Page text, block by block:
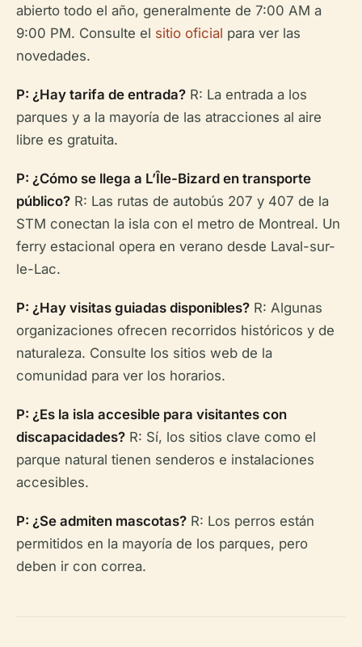
abierto todo el año, generalmente de 7:00 AM a
9:00 PM. Consulte el sitio oficial para ver las
novedades.
P: ¿Hay tarifa de entrada? R: La entrada a los
parques y a la mayoría de las atracciones al aire
libre es gratuita.
P: ¿Cómo se llega a L’Île-Bizard en transporte
público? R: Las rutas de autobús 207 y 407 de la
STM conectan la isla con el metro de Montreal. Un
ferry estacional opera en verano desde Laval-sur-
le-Lac.
P: ¿Hay visitas guiadas disponibles? R: Algunas
organizaciones ofrecen recorridos históricos y de
naturaleza. Consulte los sitios web de la
comunidad para ver los horarios.
P: ¿Es la isla accesible para visitantes con
discapacidades? R: Sí, los sitios clave como el
parque natural tienen senderos e instalaciones
accesibles.
P: ¿Se admiten mascotas? R: Los perros están
permitidos en la mayoría de los parques, pero
deben ir con correa.